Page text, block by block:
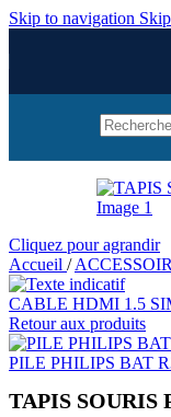
Skip to navigation
Cliquez pour agrandir
Accueil /
CABLE HDMI 1.5
Retour aux produits
PILE PHILIPS BAT
TAPIS SOURIS